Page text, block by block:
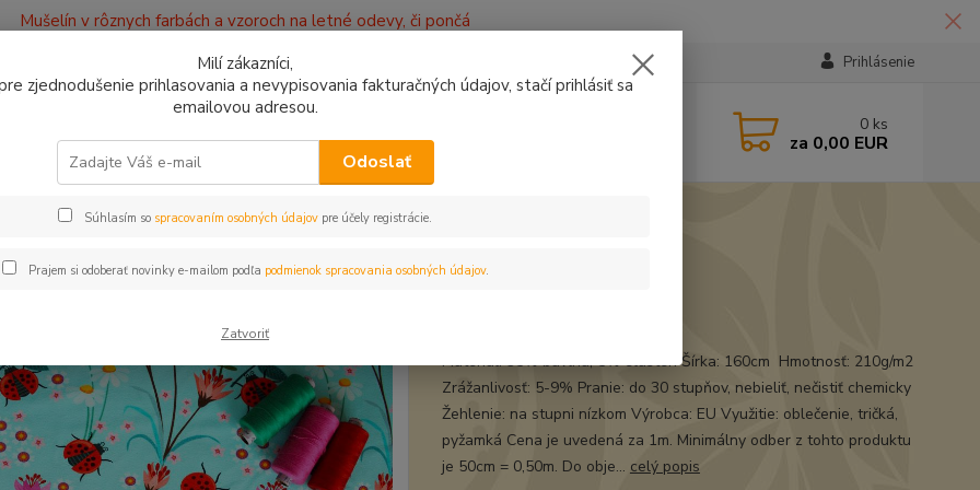
Mušelín v rôznych farbách a vzoroch na letné odevy, či pončá
Prihlásenie
0 ks
za 0,00 EUR
Úplet a teplákovina Úplet Lúka na svetlomodrej
Lúka na svetlomodrej
Materiál: 95% bavlna, 5% elasten Šírka: 160cm Hmotnosť: 210g/m2
Zrážanlivosť: 5-9% Pranie: do 30 stupňov, nebieliť, nečistiť chemicky
Žehlenie: na stupni nízkom Výrobca: EU Využitie: oblečenie, tričká,
pyžamká Cena je uvedená za 1m. Minimálny odber z tohto produktu
je 50cm = 0,50m. Do obje... celý popis
Milí zákazníci,
zjednodušenie prihlasovania a nevypisovania fakturačných údajov, stačí prihlásiť sa
emailovou adresou.
Odoslať
Súhlasím so spracovaním osobných údajov pre účely registrácie.
Prajem si odoberať novinky e-mailom podľa podmienok spracovania osobných údajov.
Zatvoriť